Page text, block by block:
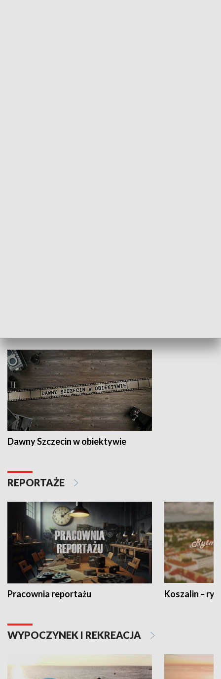
Dawny Szczecin w obiektywie
REPORTAŻE
Pracownia reportażu Koszalin –
WYPOCZYNEK I REKREACJA